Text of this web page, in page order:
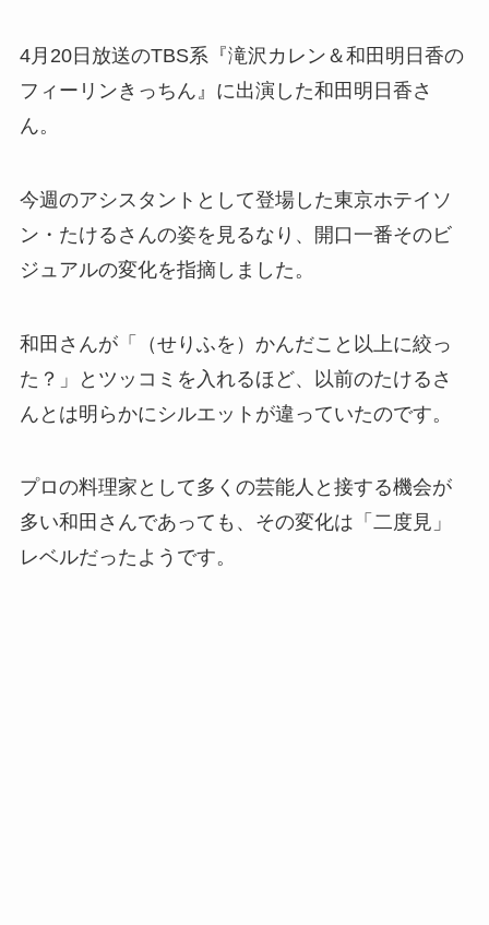
4月20日放送のTBS系『滝沢カレン＆和田明日香の
フィーリンきっちん』に出演した和田明日香さ
ん。
今週のアシスタントとして登場した東京ホテイソ
ン・たけるさんの姿を見るなり、開口一番そのビ
ジュアルの変化を指摘しました。
和田さんが「（せりふを）かんだこと以上に絞っ
た？」とツッコミを入れるほど、以前のたけるさ
んとは明らかにシルエットが違っていたのです。
プロの料理家として多くの芸能人と接する機会が
多い和田さんであっても、その変化は「二度見」
レベルだったようです。